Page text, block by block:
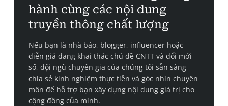
hành cùng các nội dung
truyền thông chất lượng
Nếu bạn là nhà báo, blogger, influencer hoặc
diễn giả đang khai thác chủ đề CNTT và đổi mới
số, đội ngũ chuyên gia của chúng tôi sẵn sàng
chia sẻ kinh nghiệm thực tiễn và góc nhìn chuyên
môn để hỗ trợ bạn xây dựng nội dung giá trị cho
cộng đồng của mình.